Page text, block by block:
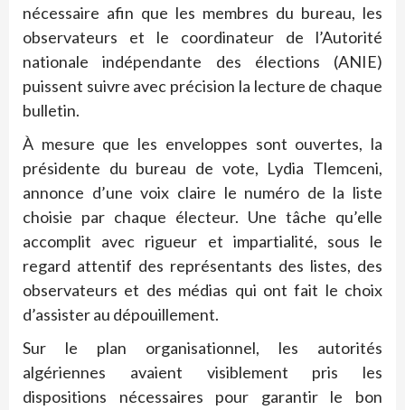
nécessaire afin que les membres du bureau, les
observateurs et le coordinateur de l’Autorité
nationale indépendante des élections (ANIE)
puissent suivre avec précision la lecture de chaque
bulletin.
À mesure que les enveloppes sont ouvertes, la
présidente du bureau de vote, Lydia Tlemceni,
annonce d’une voix claire le numéro de la liste
choisie par chaque électeur. Une tâche qu’elle
accomplit avec rigueur et impartialité, sous le
regard attentif des représentants des listes, des
observateurs et des médias qui ont fait le choix
d’assister au dépouillement.
Sur le plan organisationnel, les autorités
algériennes avaient visiblement pris les
dispositions nécessaires pour garantir le bon